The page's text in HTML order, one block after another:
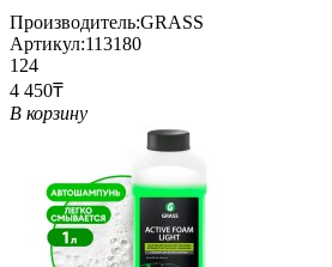
Производитель:GRASS
Артикул:113180
124
4 450₸
В корзину